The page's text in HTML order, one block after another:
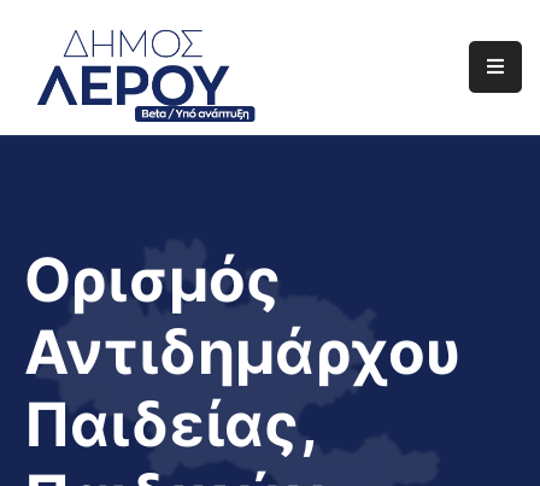
Αρχική
Διαφάνεια
Το
Νησί
Μας
Ορισμός
Αντιδημάρχου
Παιδείας,